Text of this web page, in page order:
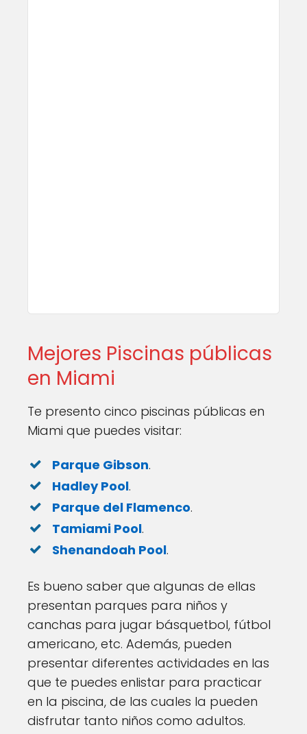
Mejores Piscinas públicas
en Miami
Te presento cinco piscinas públicas en
Miami que puedes visitar:
Parque Gibson.
Hadley Pool.
Parque del Flamenco.
Tamiami Pool.
Shenandoah Pool.
Es bueno saber que algunas de ellas
presentan parques para niños y
canchas para jugar básquetbol, fútbol
americano, etc. Además, pueden
presentar diferentes actividades en las
que te puedes enlistar para practicar
en la piscina, de las cuales la pueden
disfrutar tanto niños como adultos.